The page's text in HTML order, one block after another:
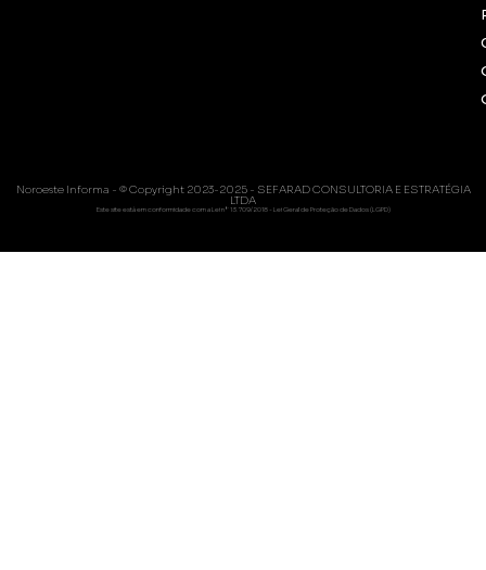
Noroeste Informa - © Copyright 2023-2025 - SEFARAD CONSULTORIA E ESTRATÉGIA
LTDA
Este site está em conformidade com a Lei nº 13.709/2018 - Lei Geral de Proteção de Dados (LGPD)